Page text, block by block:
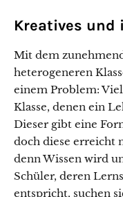
Kreatives und
Mit dem
heterogeneren
einem Problem:
Klasse, denen ein
Dieser gibt eine
doch diese erreicht
denn Wissen wird
Schüler, deren
entspricht, suchen